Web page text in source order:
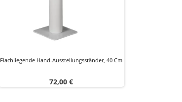
Flachliegende Hand-Ausstellungsständer, 40 Cm
Preis
72,00 €